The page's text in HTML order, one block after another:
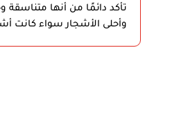
تأكد دائمًا من أنها متناسقة
وأحلى الأشجار سواء كانت